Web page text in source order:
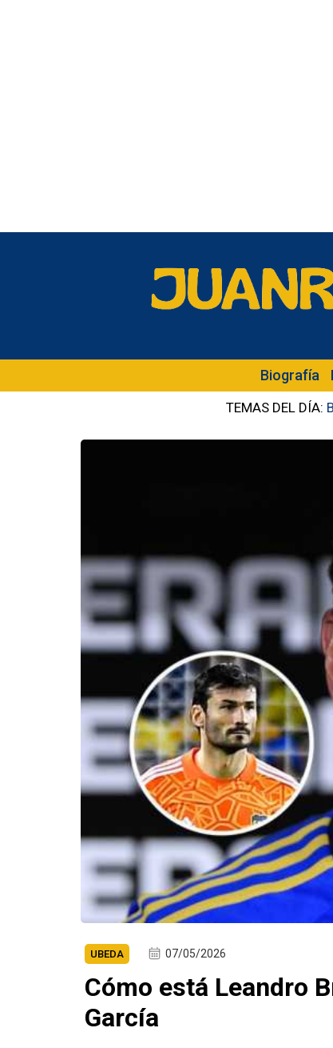
Biografía
TEMAS DEL DÍA:
UBEDA 07/05/2026
Cómo está Leandro
García